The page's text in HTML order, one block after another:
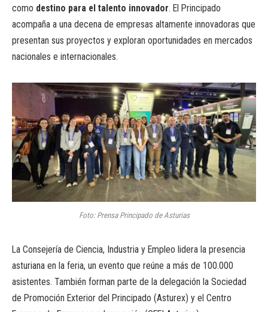
como destino para el talento innovador. El Principado
acompaña a una decena de empresas altamente innovadoras que
presentan sus proyectos y exploran oportunidades en mercados
nacionales e internacionales.
Foto: Prensa Principado de Asturias
La Consejería de Ciencia, Industria y Empleo lidera la presencia
asturiana en la feria, un evento que reúne a más de 100.000
asistentes. También forman parte de la delegación la Sociedad
de Promoción Exterior del Principado (Asturex) y el Centro